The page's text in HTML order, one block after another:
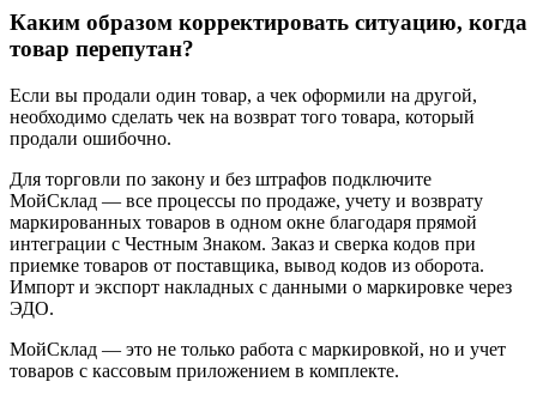
Каким образом корректировать ситуацию, когда
товар перепутан?
Если вы продали один товар, а чек оформили на другой,
необходимо сделать чек на возврат того товара, который
продали ошибочно.
Для торговли по закону и без штрафов подключите
МойСклад — все процессы по продаже, учету и возврату
маркированных товаров в одном окне благодаря прямой
интеграции с Честным Знаком. Заказ и сверка кодов при
приемке товаров от поставщика, вывод кодов из оборота.
Импорт и экспорт накладных с данными о маркировке через
ЭДО.
МойСклад — это не только работа с маркировкой, но и учет
товаров с кассовым приложением в комплекте.